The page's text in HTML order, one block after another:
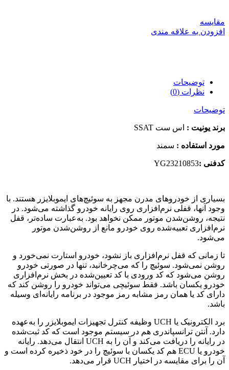
مقایسه
افزودن به علاقه مندی
توضیحات
نظرات (0)
توضیحات
برند یونیت : اس ست SSAT
مورد استفاده : سمند
کدفنی :YG23210853
بسیاری از خودروهای مدرن مجهز به سوئیچ‌های ایموبلایزر هستند. با
وجود آنها، قفلی نرم‌افزاری روی رایانه خودرو گذاشته می‌شود. در
نتیجه، روشن‌شدن موتور ممکن نخواهد بود. به‌عبارت ساده‌تر، قفل
نرم‌افزاری تعبیه‌شده روی خودرو مانع از روشن‌شدن موتور
می‌شود.
تا زمانی که قفل نرم‌افزاری باز نشود، خودرو استارت نمی‌خورد و
روشن نمی‌شود. سوئیچ را که می‌چرخانید، تنها در صورتی خودرو
روشن می‌شود که کد ورودی با کد تعیین‌شده در بخش نرم‌افزاری
خودرو یکسان باشد. فقط سوئیچی می‌تواند خودرو را روشن کند که
دارای کد یا همان رمز مشابه رمز موجود در برنامه رایانه‌ای وسیله
باشد.
برد الکترونیک یا UCH وظیفه کنترل تجهیزات ایموبلایزر را به‌عهده
دارد. آنتن ترانسپاندری هم در سیستم موجود است که کد ثبت‌شده
در رایانه را دریافت می‌کند و آن را به UCH انتقال می‌دهد. رایانه
خودرو یا ECU هم کد یکسان با سوئیچ را در خود ذخیره کرده است و
آن را برای مقایسه در اختیار UCH قرار می‌دهد.